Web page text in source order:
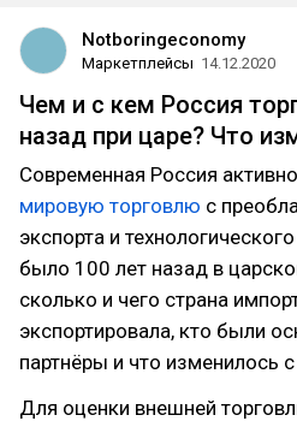
Notboringeconomy
Маркетплейсы 14.12.2020
Чем и с кем Россия
назад при царе? Что
Современная Россия
мировую торговлю с
экспорта и
было 100 лет назад в
сколько и чего страна
экспортировала, кто были
партнёры и что изменилось с
Для оценки внешней